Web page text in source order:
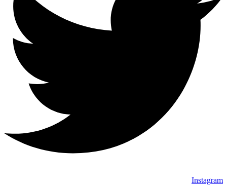
Instagram